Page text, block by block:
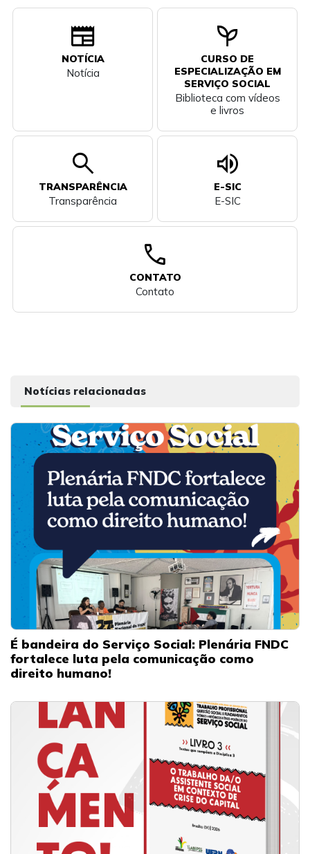
newspaper
NOTÍCIA
Notícia
psychiatry
CURSO DE
ESPECIALIZAÇÃO EM
SERVIÇO SOCIAL
Biblioteca com vídeos
e livros
search
TRANSPARÊNCIA
Transparência
volume_up
E-SIC
E-SIC
call
CONTATO
Contato
Notícias relacionadas
É bandeira do Serviço Social: Plenária FNDC
fortalece luta pela comunicação como
direito humano!